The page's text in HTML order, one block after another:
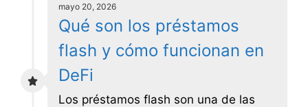
mayo 20, 2026
Qué son los préstamos
flash y cómo funcionan en
DeFi
Los préstamos flash son una de las